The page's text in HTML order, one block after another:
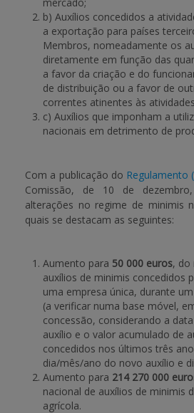
b) Auxílios concedidos a
a exportação para países
Membros, nomeadamente os
diretamente em função das
a favor da criação e do
de distribuição ou a favor de
correntes atinentes às
c) Auxílios que imponham a
nacionais em detrimento de
Com a publicação do Regulamento
Comissão, de 10 de
alterações no regime de minimis
quais se destacam as seguintes:
Aumento para 50 000 euros, do
auxílios de minimis concedidos
uma empresa única, durante
(a verificar numa base móvel,
concessão, considerando a
auxílio e o valor acumulado de
concedidos nos últimos três
dia/mês/ano do novo auxílio e
Aumento para 214 270 000
nacional de auxílios de minimis
agrícola.